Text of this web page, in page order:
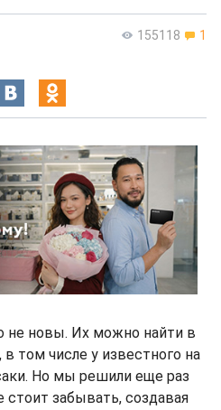
155118 1
не новы. Их можно найти в
том числе у известного на
Но мы решили еще раз
стоит забывать, создавая